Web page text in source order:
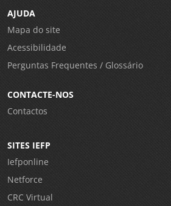
AJUDA
Mapa do site
Acessibilidade
Perguntas Frequentes / Glossário
CONTACTE-NOS
Contactos
SITES IEFP
Iefponline
Netforce
CRC Virtual